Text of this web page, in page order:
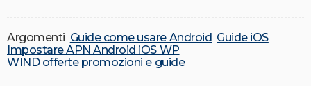
Argomenti Guide come usare Android Guide iOS
Impostare APN Android iOS WP
WIND offerte promozioni e guide